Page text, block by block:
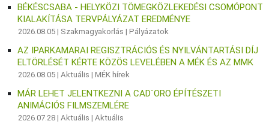
BÉKÉSCSABA - HELYKÖZI TÖMEGKÖZLEKEDÉSI CSOMÓPONT
KIALAKÍTÁSA TERVPÁLYÁZAT EREDMÉNYE
2026.08.05 | Szakmagyakorlás |Pályázatok
AZ IPARKAMARAI REGISZTRÁCIÓS ÉS NYILVÁNTARTÁSI DÍJ
ELTÖRLÉSÉT KÉRTE KÖZÖS LEVELÉBEN A MÉK ÉS AZ MMK
2026.08.05 |Aktuális |MÉK hírek
MÁR LEHET JELENTKEZNI A CAD`ORO ÉPÍTÉSZETI
ANIMÁCIÓS FILMSZEMLÉRE
2026.07.28 |Aktuális |Aktuális